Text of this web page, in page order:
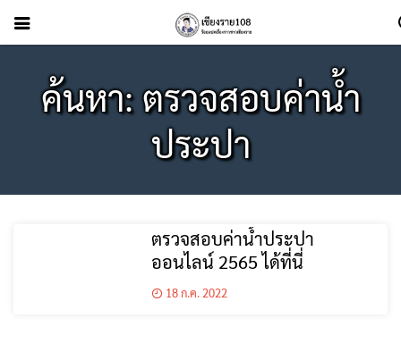
ค้นหา: ตรวจสอบค่าน้ำ
ประปา
ตรวจสอบค่าน้ําประปา
ออนไลน์ 2565 ได้ที่นี่
18 ก.ค. 2022